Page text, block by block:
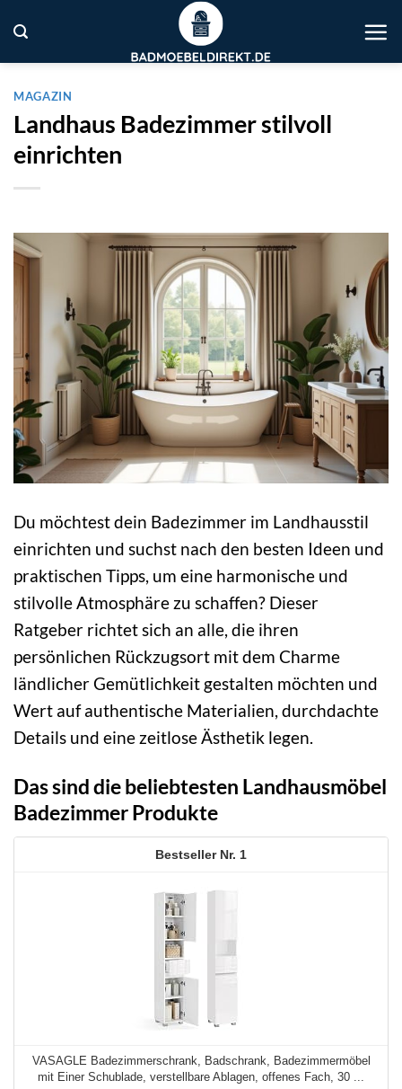
Inhalt
springen
MAGAZIN
Landhaus Badezimmer stilvoll
einrichten
Du möchtest dein Badezimmer im Landhausstil
einrichten und suchst nach den besten Ideen und
praktischen Tipps, um eine harmonische und
stilvolle Atmosphäre zu schaffen? Dieser
Ratgeber richtet sich an alle, die ihren
persönlichen Rückzugsort mit dem Charme
ländlicher Gemütlichkeit gestalten möchten und
Wert auf authentische Materialien, durchdachte
Details und eine zeitlose Ästhetik legen.
Das sind die beliebtesten Landhausmöbel
Badezimmer Produkte
1
VASAGLE Badezimmerschrank, Badschrank, Badezimmermöbel
mit Einer Schublade, verstellbare Ablagen, offenes Fach, 30 ...